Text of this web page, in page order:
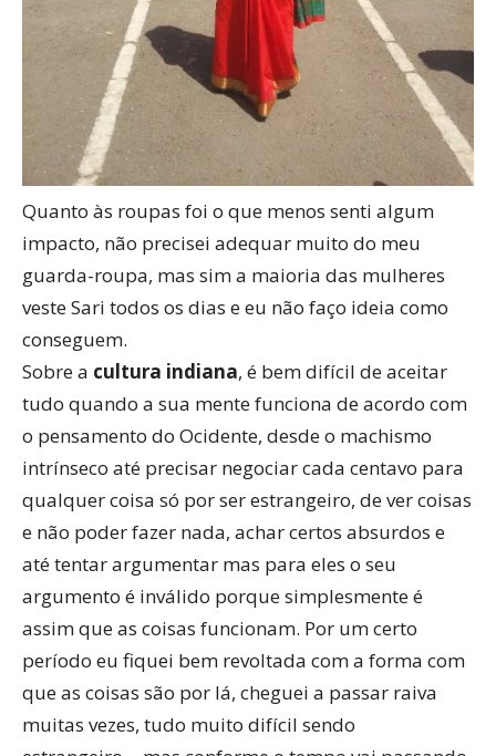
Quanto às roupas foi o que menos senti algum
impacto, não precisei adequar muito do meu
guarda-roupa, mas sim a maioria das mulheres
veste Sari todos os dias e eu não faço ideia como
conseguem.
Sobre a cultura indiana, é bem difícil de aceitar
tudo quando a sua mente funciona de acordo com
o pensamento do Ocidente, desde o machismo
intrínseco até precisar negociar cada centavo para
qualquer coisa só por ser estrangeiro, de ver coisas
e não poder fazer nada, achar certos absurdos e
até tentar argumentar mas para eles o seu
argumento é inválido porque simplesmente é
assim que as coisas funcionam. Por um certo
período eu fiquei bem revoltada com a forma com
que as coisas são por lá, cheguei a passar raiva
muitas vezes, tudo muito difícil sendo